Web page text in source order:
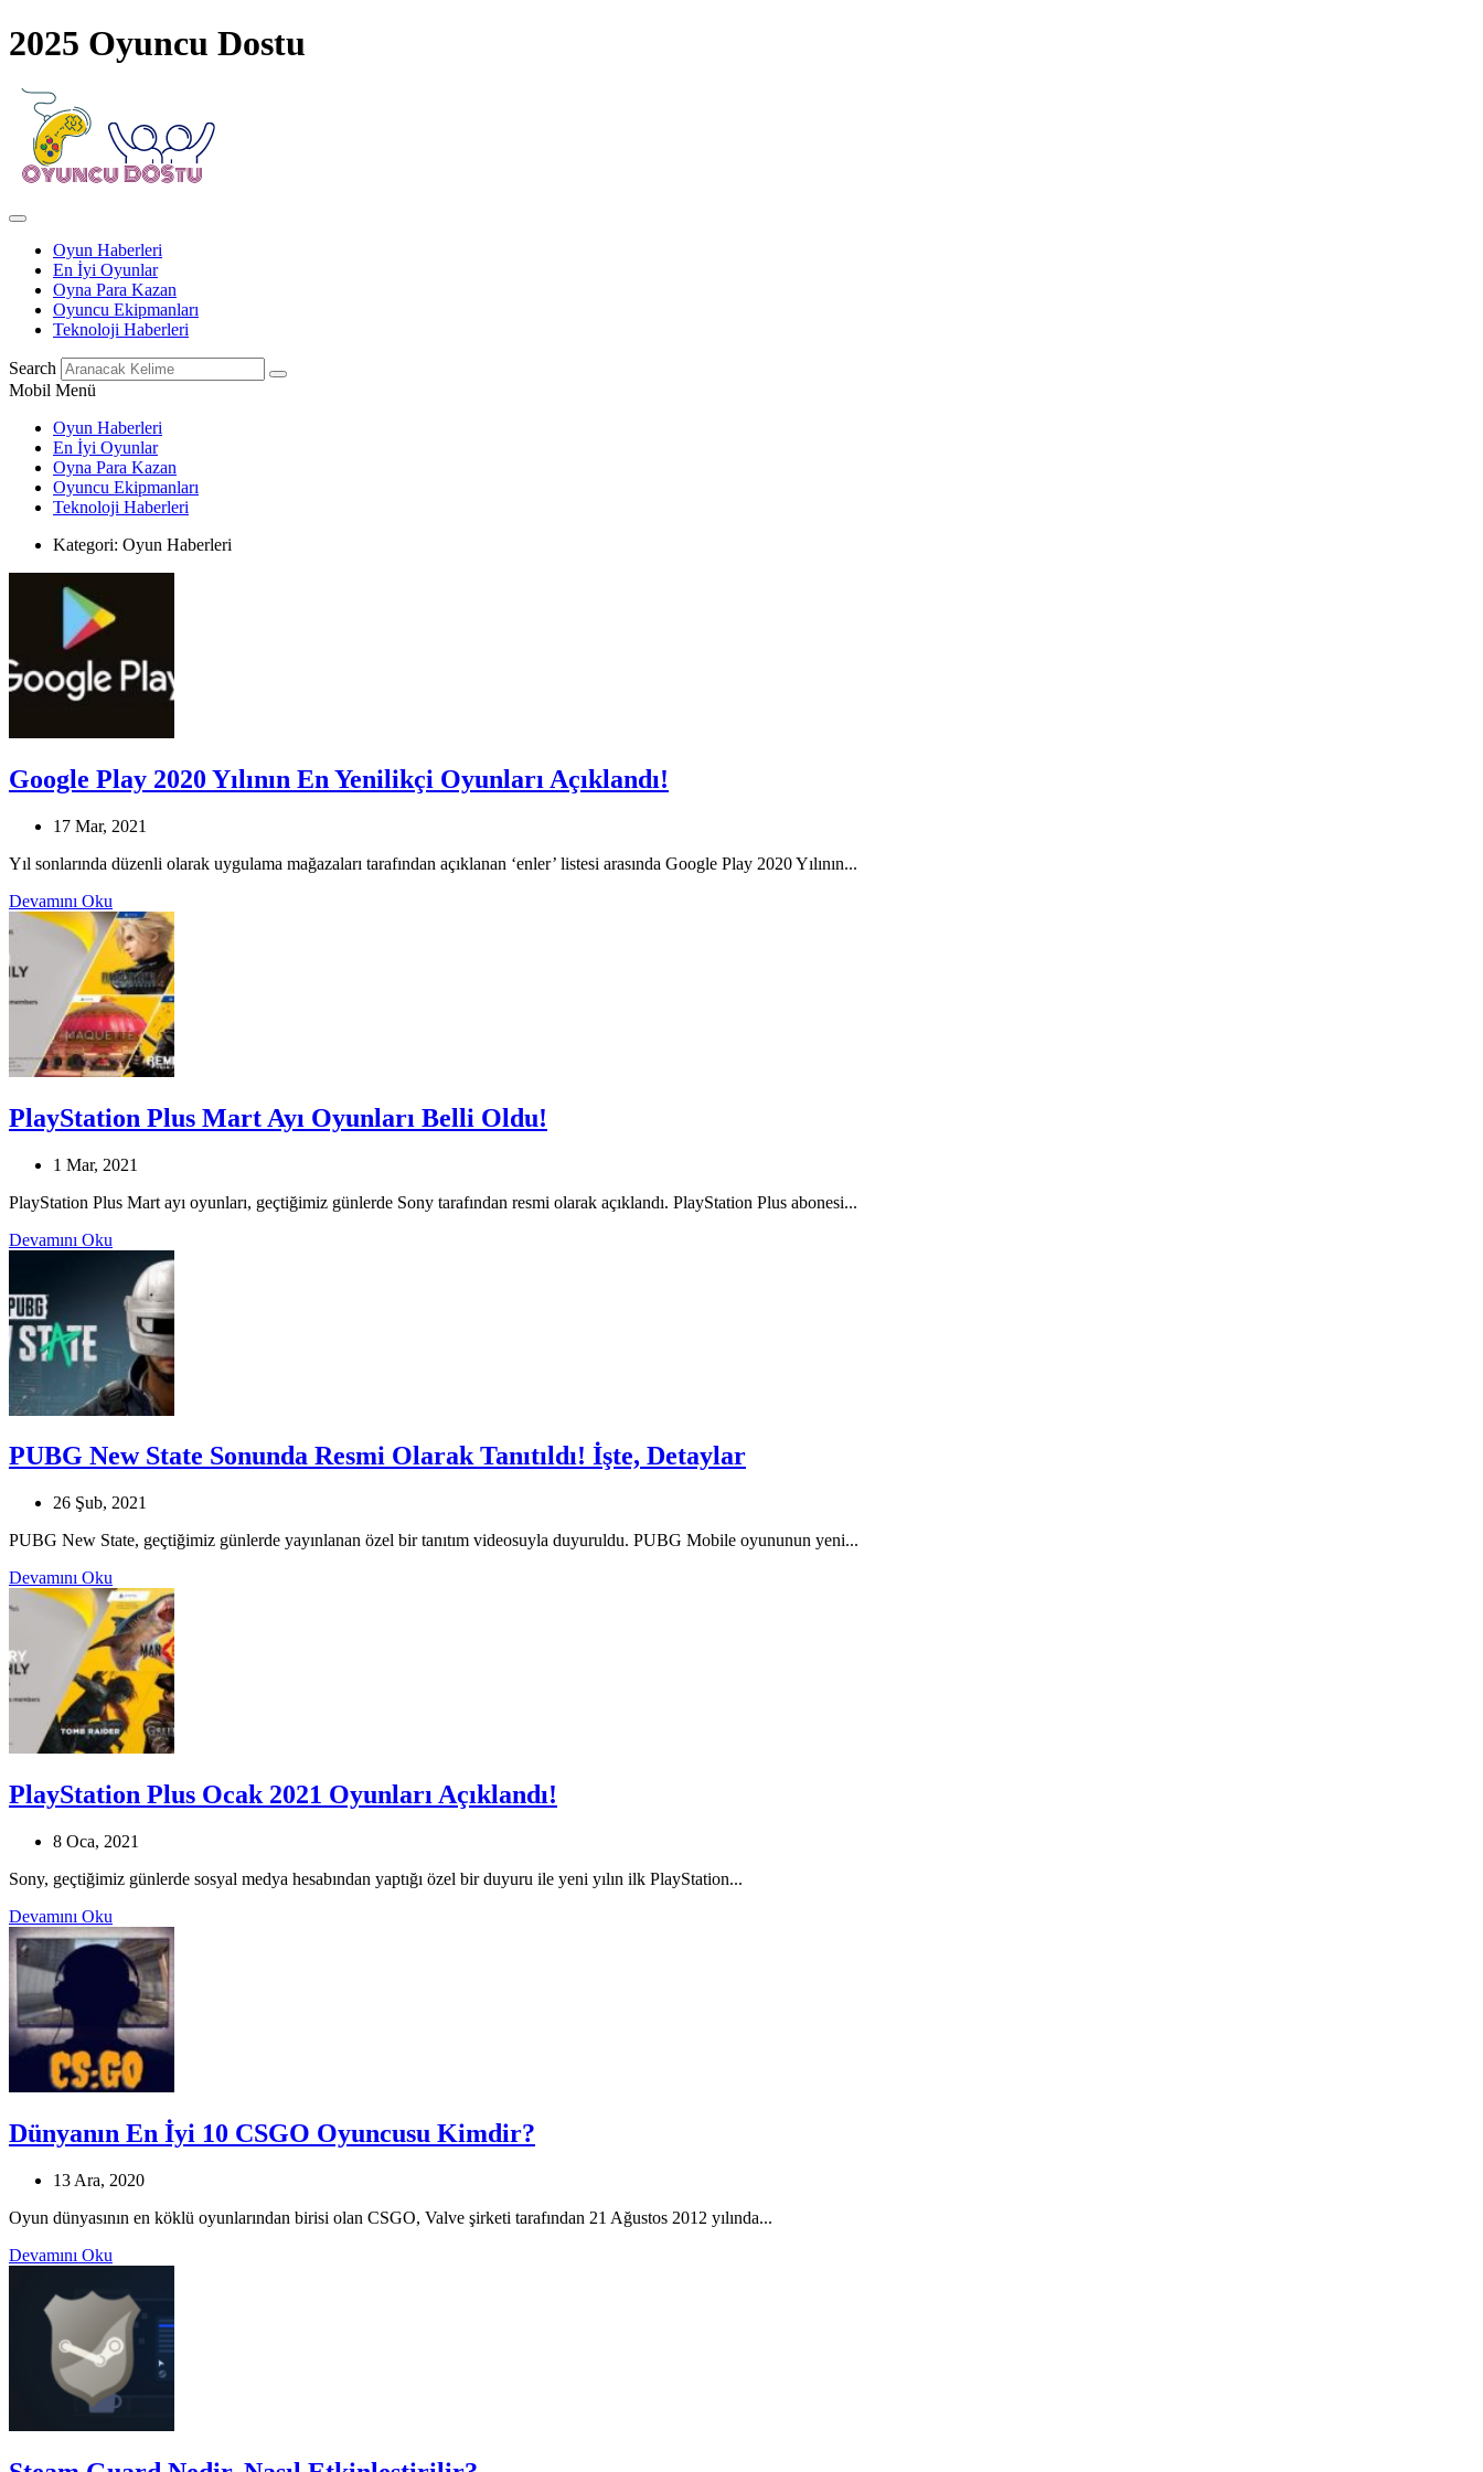
2025 Oyuncu Dostu
Oyun Haberleri
En İyi Oyunlar
Oyna Para Kazan
Oyuncu Ekipmanları
Teknoloji Haberleri
Search
Mobil Menü
Oyun Haberleri
En İyi Oyunlar
Oyna Para Kazan
Oyuncu Ekipmanları
Teknoloji Haberleri
Kategori: Oyun Haberleri
Google Play 2020 Yılının En Yenilikçi Oyunları Açıklandı!
17 Mar, 2021
Yıl sonlarında düzenli olarak uygulama mağazaları tarafından açıklanan ‘enler’ listesi arasında Google Play 2020 Yılının...
Devamını Oku
PlayStation Plus Mart Ayı Oyunları Belli Oldu!
1 Mar, 2021
PlayStation Plus Mart ayı oyunları, geçtiğimiz günlerde Sony tarafından resmi olarak açıklandı. PlayStation Plus abonesi...
Devamını Oku
PUBG New State Sonunda Resmi Olarak Tanıtıldı! İşte, Detaylar
26 Şub, 2021
PUBG New State, geçtiğimiz günlerde yayınlanan özel bir tanıtım videosuyla duyuruldu. PUBG Mobile oyununun yeni...
Devamını Oku
PlayStation Plus Ocak 2021 Oyunları Açıklandı!
8 Oca, 2021
Sony, geçtiğimiz günlerde sosyal medya hesabından yaptığı özel bir duyuru ile yeni yılın ilk PlayStation...
Devamını Oku
Dünyanın En İyi 10 CSGO Oyuncusu Kimdir?
13 Ara, 2020
Oyun dünyasının en köklü oyunlarından birisi olan CSGO, Valve şirketi tarafından 21 Ağustos 2012 yılında...
Devamını Oku